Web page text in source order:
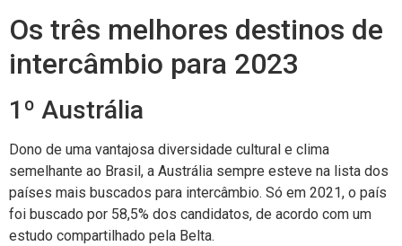
Os três melhores destinos de
intercâmbio para 2023
1º Austrália
Dono de uma vantajosa diversidade cultural e clima
semelhante ao Brasil, a Austrália sempre esteve na lista dos
países mais buscados para intercâmbio. Só em 2021, o país
foi buscado por 58,5% dos candidatos, de acordo com um
estudo compartilhado pela Belta.